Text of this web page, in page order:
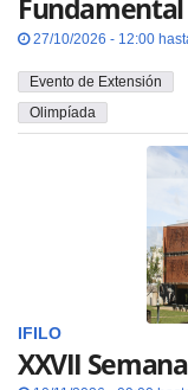
Fundamental
27/10/2026 - 12:00
Evento de Extensión
Olimpíada
IFILO
XXVII